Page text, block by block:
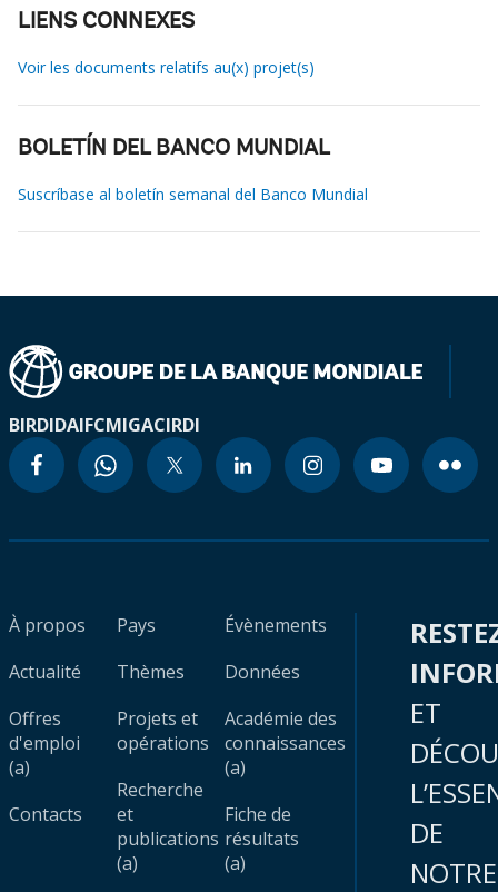
LIENS CONNEXES
Voir les documents relatifs au(x) projet(s)
BOLETÍN DEL BANCO MUNDIAL
Suscríbase al boletín semanal del Banco Mundial
BIRDIDAIFCMIGACIRDI
À propos
Actualité
Offres
d'emploi
(a)
Contacts
Pays
Thèmes
Projets et
opérations
Recherche
et
publications
(a)
Évènements
Données
Académie des
connaissances
(a)
Fiche de
résultats
(a)
ET
DE
NOTRE